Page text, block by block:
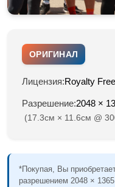
ОРИГИНАЛ
Лицензия:Royalty Free
Разрешение:2048 ×
(17.3см × 11.6см @
*Покупая, Вы
разрешением 2048 × 1365